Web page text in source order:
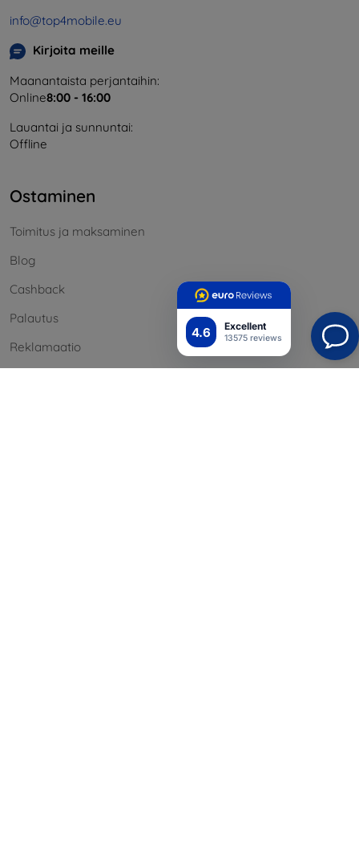
4.6 Excellent
13575 reviews
info@top4mobile.eu
Kirjoita meille
Maanantaista perjantaihin:
Online8:00 - 16:00
Lauantai ja sunnuntai:
Offline
Ostaminen
Toimitus ja maksaminen
Blog
Cashback
Palautus
Reklamaatio